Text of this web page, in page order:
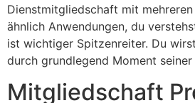
Dienstmitgliedschaft mit
ähnlich Anwendungen, du
ist wichtiger Spitzenreiter. Du
durch grundlegend Moment seiner
Mitgliedschaft